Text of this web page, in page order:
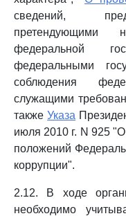
сведений,
претендующими
федеральной
федеральными
соблюдения
служащими
такжеУказа
июля 2010 г. N 925
положений
коррупции".
2.12. В ходе
необходимо